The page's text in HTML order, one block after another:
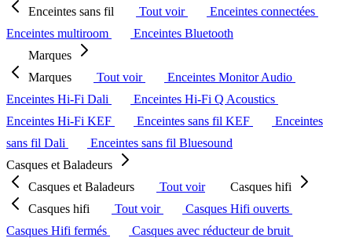
Enceintes sans fil
Tout voir
Enceintes connectées
Enceintes multiroom
Enceintes Bluetooth
Marques
Marques
Tout voir
Enceintes Monitor Audio
Enceintes Hi-Fi Dali
Enceintes Hi-Fi Q Acoustics
Enceintes Hi-Fi KEF
Enceintes sans fil KEF
Enceintes
sans fil Dali
Enceintes sans fil Bluesound
Casques et Baladeurs
Casques et Baladeurs
Tout voir
Casques hifi
Casques hifi
Tout voir
Casques Hifi ouverts
Casques Hifi fermés
Casques avec réducteur de bruit